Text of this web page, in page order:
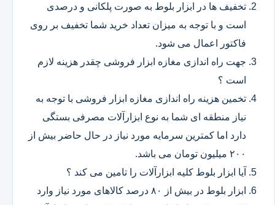
تخفیف ها در ابزار بلوط به صورت پلکانی و درصدی
است و با توجه به میزان تعداد خرید شما تخفیف بر روی
فاکتور اعمال می شود.
جهت راه اندازی مغازه ابزار فروشی چقدر هزینه لازم
است ؟
تخمین هزینه راه اندازی مغازه ابزار فروشی با توجه به
نیاز منطقه ای شما به نوع ابزارآلات مصرفی بستگی
دارد اما کمترین سرمایه مورد نیاز در حال حاضر بیش از
۲۰۰ میلیون تومان می باشد.
آیا ابزار بلوط کلیه ابزارآلات را تامین می کند ؟
ابزار بلوط در بیش از ۸۰ درصد کالاهای مورد نیاز وارد